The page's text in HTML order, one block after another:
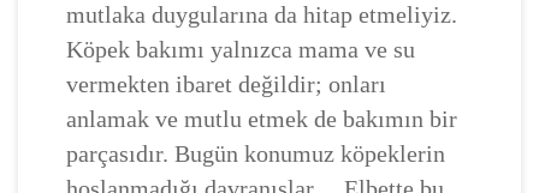
mutlaka duygularına da hitap etmeliyiz.
Köpek bakımı yalnızca mama ve su
vermekten ibaret değildir; onları
anlamak ve mutlu etmek de bakımın bir
parçasıdır. Bugün konumuz köpeklerin